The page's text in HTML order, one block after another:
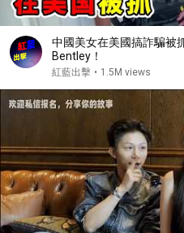
中國美女在美國搞詐騙被
Bentley！
紅藍出擊 • 1.5M views